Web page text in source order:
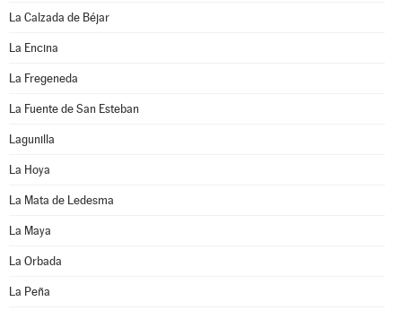
La Calzada de Béjar
La Encina
La Fregeneda
La Fuente de San Esteban
Lagunilla
La Hoya
La Mata de Ledesma
La Maya
La Orbada
La Peña